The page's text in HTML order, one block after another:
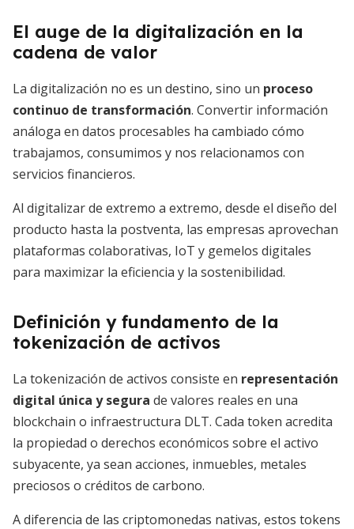
El auge de la digitalización en la
cadena de valor
La digitalización no es un destino, sino un proceso
continuo de transformación. Convertir información
análoga en datos procesables ha cambiado cómo
trabajamos, consumimos y nos relacionamos con
servicios financieros.
Al digitalizar de extremo a extremo, desde el diseño del
producto hasta la postventa, las empresas aprovechan
plataformas colaborativas, IoT y gemelos digitales
para maximizar la eficiencia y la sostenibilidad.
Definición y fundamento de la
tokenización de activos
La tokenización de activos consiste en representación
digital única y segura de valores reales en una
blockchain o infraestructura DLT. Cada token acredita
la propiedad o derechos económicos sobre el activo
subyacente, ya sean acciones, inmuebles, metales
preciosos o créditos de carbono.
A diferencia de las criptomonedas nativas, estos tokens